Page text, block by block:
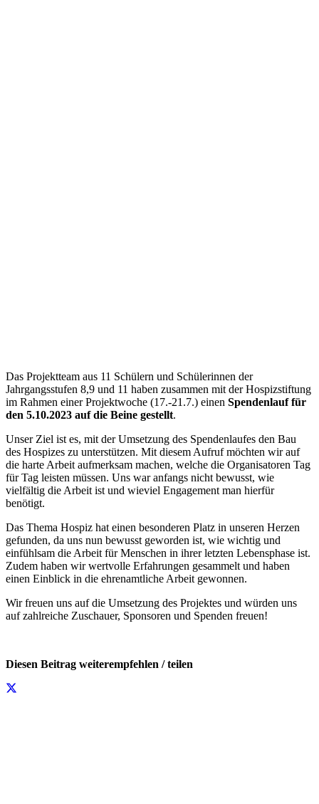
Das Projektteam aus 11 Schülern und Schülerinnen der
Jahrgangsstufen 8,9 und 11 haben zusammen mit der Hospizstiftung
im Rahmen einer Projektwoche (17.-21.7.) einen Spendenlauf für
den 5.10.2023 auf die Beine gestellt.
Unser Ziel ist es, mit der Umsetzung des Spendenlaufes den Bau
des Hospizes zu unterstützen. Mit diesem Aufruf möchten wir auf
die harte Arbeit aufmerksam machen, welche die Organisatoren Tag
für Tag leisten müssen. Uns war anfangs nicht bewusst, wie
vielfältig die Arbeit ist und wieviel Engagement man hierfür
benötigt.
Das Thema Hospiz hat einen besonderen Platz in unseren Herzen
gefunden, da uns nun bewusst geworden ist, wie wichtig und
einfühlsam die Arbeit für Menschen in ihrer letzten Lebensphase ist.
Zudem haben wir wertvolle Erfahrungen gesammelt und haben
einen Einblick in die ehrenamtliche Arbeit gewonnen.
Wir freuen uns auf die Umsetzung des Projektes und würden uns
auf zahlreiche Zuschauer, Sponsoren und Spenden freuen!
Diesen Beitrag weiterempfehlen / teilen